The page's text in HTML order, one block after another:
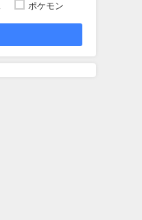
ポケモン